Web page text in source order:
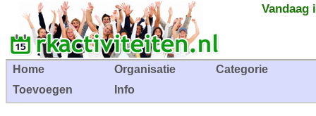
Vandaag
Home Organisatie
Categorie
Toevoegen
Info